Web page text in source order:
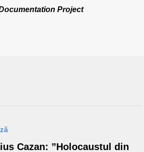
Project
Cazan: ”Holocaustul din